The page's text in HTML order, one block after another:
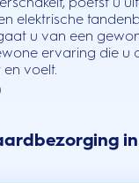
elektrische
u van een
ervaring die u
voelt.